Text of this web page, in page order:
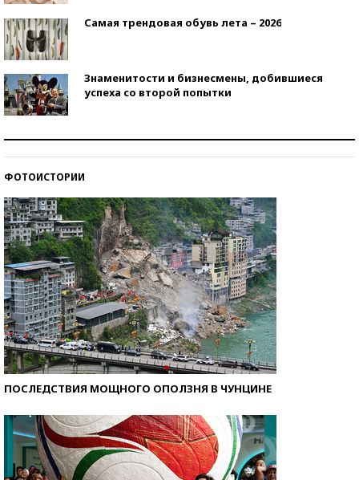
Самая трендовая обувь лета – 2026
Знаменитости и бизнесмены, добившиеся
успеха со второй попытки
ФОТОИСТОРИИ
ПОСЛЕДСТВИЯ МОЩНОГО ОПОЛЗНЯ В ЧУНЦИНЕ